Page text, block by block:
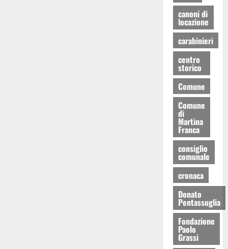
canoni di
locazione
carabinieri
centro
storico
Comune
Comune
di
Martina
Franca
consiglio
comunale
cronaca
Donato
Pentassuglia
Fondazione
Paolo
Grassi